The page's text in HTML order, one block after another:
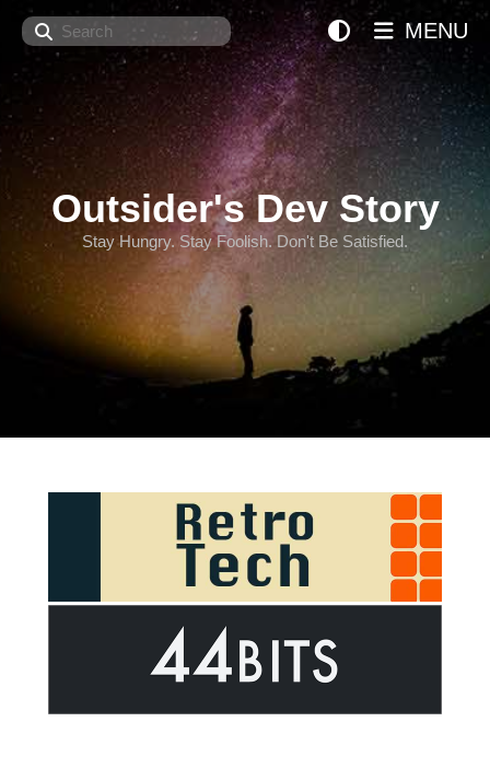
Search
Outsider's Dev Story
Stay Hungry. Stay Foolish. Don't Be Satisfied.
MENU